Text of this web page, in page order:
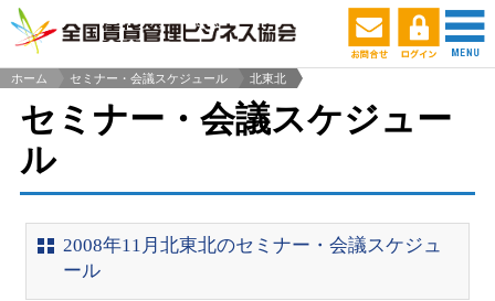
ホーム
セミナー・会議スケジュール
北東北
セミナー・会議スケジュー
ル
2008年11月北東北のセミナー・会議スケジュ
ール